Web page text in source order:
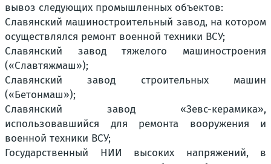
вывоз следующих промышленных объектов:
Славянский машиностроительный завод, на котором
осуществлялся ремонт военной техники ВСУ;
Славянский завод тяжелого машиностроения
(«Славтяжмаш»);
Славянский завод строительных машин
(«Бетонмаш»);
Славянский завод «Зевс-керамика»,
использовавшийся для ремонта вооружения и
военной техники ВСУ;
Государственный НИИ высоких напряжений, в